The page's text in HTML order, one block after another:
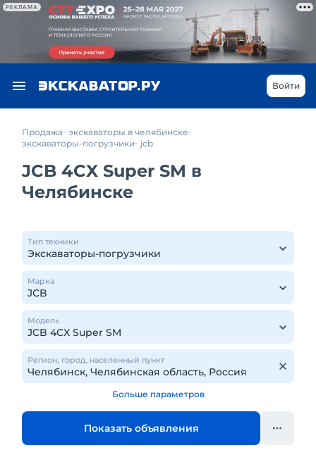
РЕКЛАМА
Войти
Продажа экскаваторы в челябинске
экскаваторы-погрузчики jcb
JCB 4CX Super SM в
Челябинске
Тип техники
Марка
Модель
Регион, город, населенный пункт
Больше параметров
Показать объявления